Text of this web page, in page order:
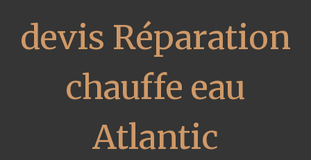
devis Réparation
chauffe eau
Atlantic